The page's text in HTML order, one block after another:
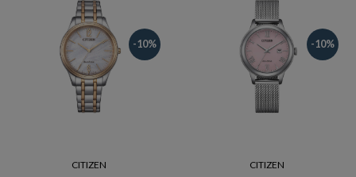
-10%
CITIZEN
-10%
CITIZEN